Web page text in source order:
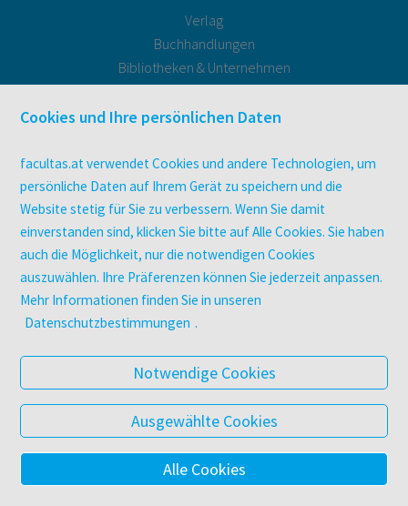
Verlag
Buchhandlungen
Bibliotheken & Unternehmen
Druckerei facultas druckt.
Zeitschriften
Digitale Angebote
UNTERNEHMEN
Über facultas
facultas Kooperationen
Arbeiten bei facultas
Datenschutz & Cookies
AGB
Barrierefreiheit
© 2025 Facultas Verlags- und Buchhandels AG
Cookies und Ihre persönlichen Daten
facultas.at verwendet Cookies und andere Technologien, um
persönliche Daten auf Ihrem Gerät zu speichern und die
Website stetig für Sie zu verbessern. Wenn Sie damit
einverstanden sind, klicken Sie bitte auf Alle Cookies. Sie haben
auch die Möglichkeit, nur die notwendigen Cookies
auszuwählen. Ihre Präferenzen können Sie jederzeit anpassen.
Mehr Informationen finden Sie in unseren
Datenschutzbestimmungen .
Notwendige Cookies
Ausgewählte Cookies
Alle Cookies